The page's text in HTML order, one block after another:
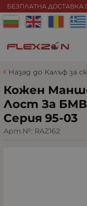
БЕЗПЛАТНА ДОСТАВКА
Назад до Калъф за
Кожен
Лост За БМВ
Серия 95-03
Арт.№: RAZ162